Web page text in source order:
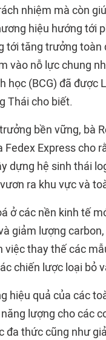
nhiệm mà còn
hiệu hướng tới
tới tăng trưởng
vào nỗ lực chung
học (BCG) đã được
Thái cho biết.
bền vững, bà
Express cho
dựng hệ sinh thái
ra khu vực và
ở các nền kinh tế
giảm lượng
việc thay thế các
chiến lược loại bỏ
hiệu quả của các
lượng cho các
đa thức cũng như